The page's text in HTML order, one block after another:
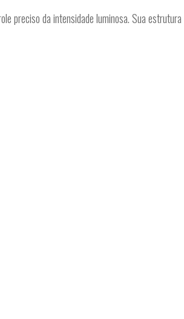
preciso da intensidade luminosa. Sua